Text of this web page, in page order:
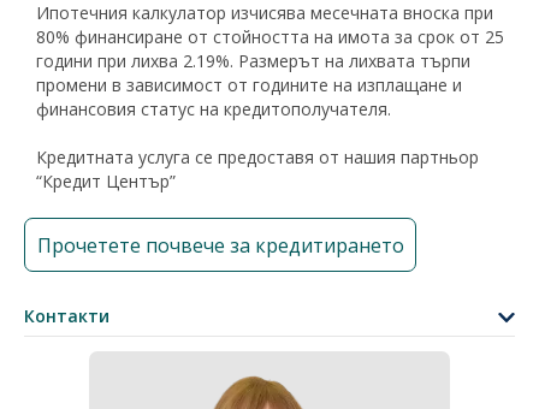
Ипотечния калкулатор изчисява месечната вноска при
80% финансиране от стойността на имота за срок от 25
години при лихва 2.19%. Размерът на лихвата търпи
промени в зависимост от годините на изплащане и
финансовия статус на кредитополучателя.
Кредитната услуга се предоставя от нашия партньор
“Кредит Център”
Прочетете почвече за кредитирането
Контакти